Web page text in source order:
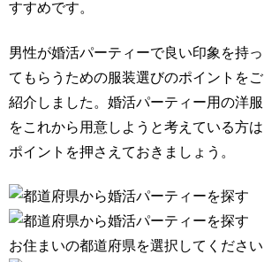
すすめです。
男性が婚活パーティーで良い印象を持っ
てもらうための服装選びのポイントをご
紹介しました。婚活パーティー用の洋服
をこれから用意しようと考えている方は
ポイントを押さえておきましょう。
お住まいの都道府県を選択してください